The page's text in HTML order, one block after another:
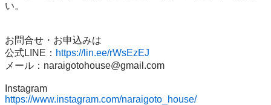
い。
お問合せ・お申込みは
公式LINE： https://lin.ee/rWsEzEJ
メール：naraigotohouse@gmail.com
https://www.instagram.com/naraigoto_house/